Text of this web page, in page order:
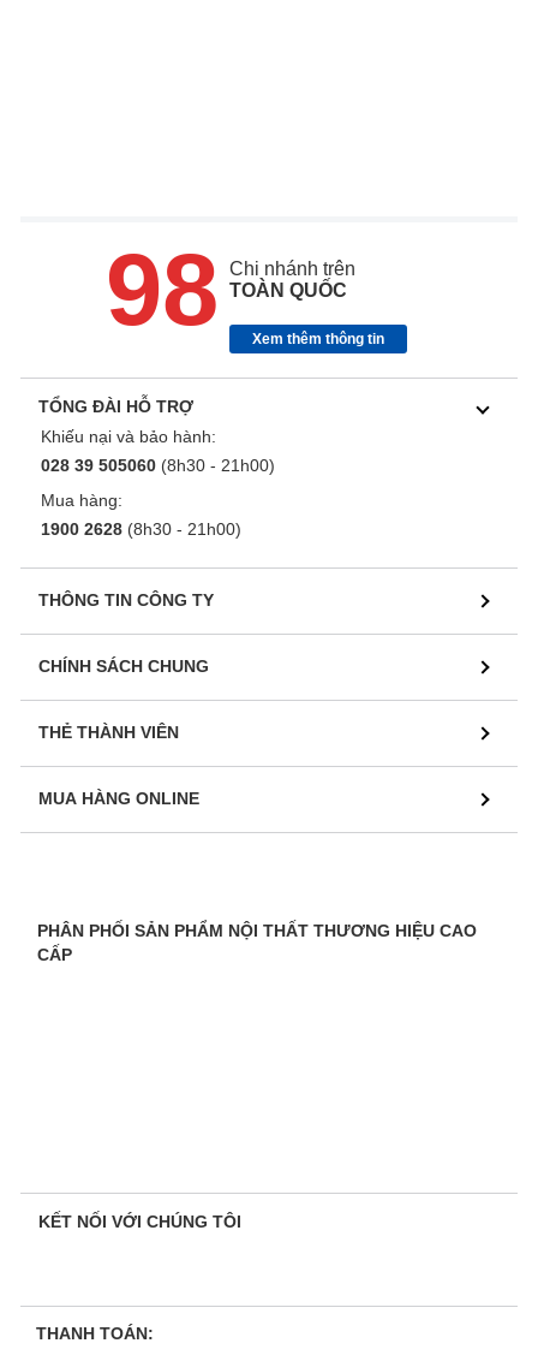
98
Chi nhánh trên
TOÀN QUỐC
Xem thêm thông tin
TỔNG ĐÀI HỖ TRỢ
Khiếu nại và bảo hành:
028 39 505060 (8h30 - 21h00)
Mua hàng:
1900 2628 (8h30 - 21h00)
THÔNG TIN CÔNG TY
CHÍNH SÁCH CHUNG
THẺ THÀNH VIÊN
MUA HÀNG ONLINE
PHÂN PHỐI SẢN PHẨM NỘI THẤT THƯƠNG HIỆU CAO
CẤP
KẾT NỐI VỚI CHÚNG TÔI
THANH TOÁN: